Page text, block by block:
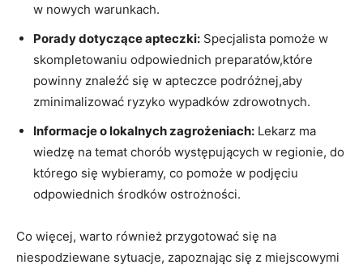
w nowych warunkach.
Porady dotyczące apteczki: Specjalista⁤ pomoże⁣ w ​
skompletowaniu ⁢odpowiednich preparatów,które
powinny​ znaleźć się w apteczce podróżnej,aby
zminimalizować ryzyko wypadków zdrowotnych.
Informacje ⁤o lokalnych zagrożeniach: Lekarz ma
wiedzę na temat chorób⁤ występujących w regionie, do
którego się wybieramy, co ⁢pomoże ⁣w podjęciu
‍odpowiednich środków ⁤ostrożności.
Co więcej, warto ​również przygotować się na
niespodziewane sytuacje, zapoznając się z miejscowymi